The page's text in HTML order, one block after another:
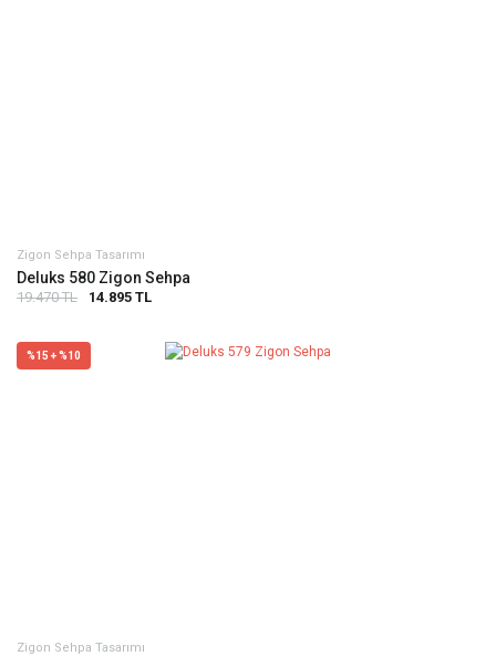
Zigon Sehpa Tasarımı
Deluks 580 Zigon Sehpa
19.470 TL 14.895 TL
%15 + %10
Zigon Sehpa Tasarımı